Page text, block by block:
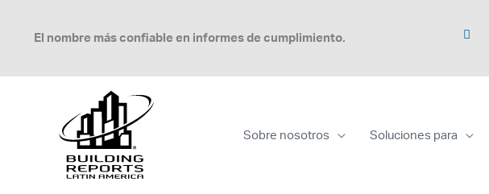
El nombre más confiable en informes de cumplimiento.
Sobre nosotros Soluciones para